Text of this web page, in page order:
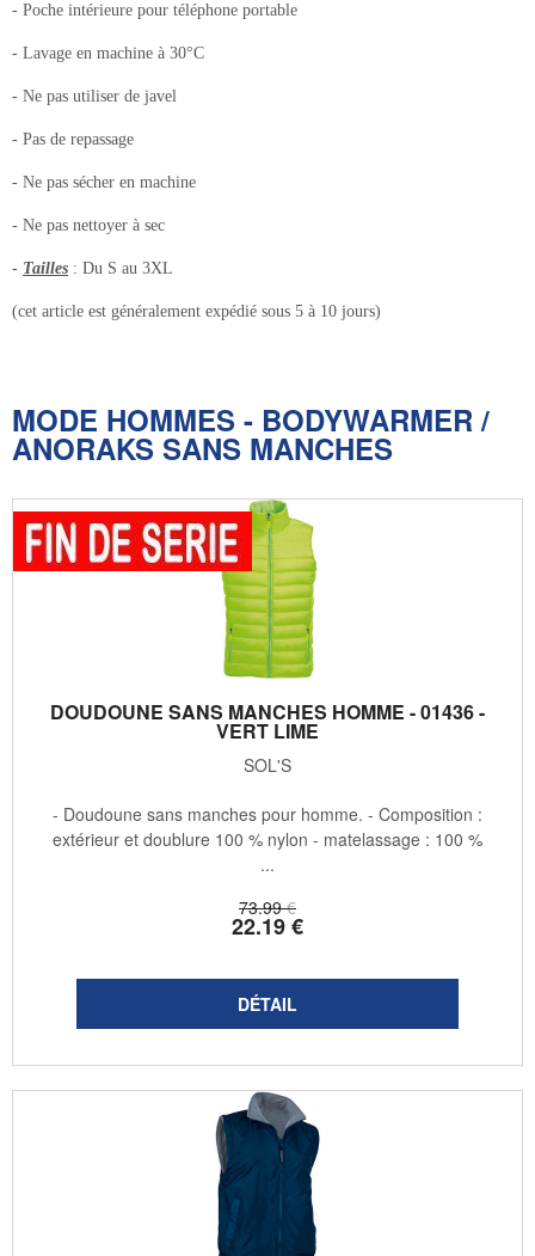
- Poche intérieure pour téléphone portable
- Lavage en machine à 30°C
- Ne pas utiliser de javel
- Pas de repassage
- Ne pas sécher en machine
- Ne pas nettoyer à sec
- Tailles : Du S au 3XL
(cet article est généralement expédié sous 5 à 10 jours)
MODE HOMMES - BODYWARMER /
ANORAKS SANS MANCHES
DOUDOUNE SANS MANCHES HOMME - 01436 -
VERT LIME
SOL'S
73.99 €
22.19€
- Doudoune sans manches pour homme. - Composition :
extérieur et doublure 100 % nylon - matelassage : 100 %
...